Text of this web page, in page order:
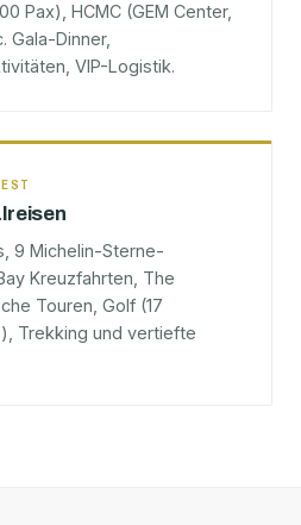
Pax), HCMC (GEM Center,
Gala-Dinner,
VIP-Logistik.
9 Michelin-Sterne-
Kreuzfahrten, The
Touren, Golf (17
Trekking und vertiefte